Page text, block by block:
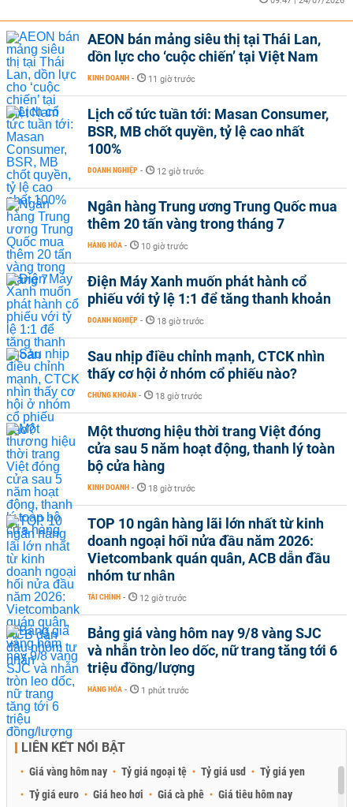
AEON bán mảng siêu thị tại Thái Lan,
dồn lực cho ‘cuộc chiến’ tại Việt Nam
KINH DOANH - 11 giờ trước
Lịch cổ tức tuần tới: Masan Consumer,
BSR, MB chốt quyền, tỷ lệ cao nhất
100%
DOANH NGHIỆP - 12 giờ trước
Ngân hàng Trung ương Trung Quốc mua
thêm 20 tấn vàng trong tháng 7
HÀNG HÓA - 10 giờ trước
Điện Máy Xanh muốn phát hành cổ
phiếu với tỷ lệ 1:1 để tăng thanh khoản
DOANH NGHIỆP - 18 giờ trước
Sau nhịp điều chỉnh mạnh, CTCK nhìn
thấy cơ hội ở nhóm cổ phiếu nào?
CHỨNG KHOÁN - 18 giờ trước
Một thương hiệu thời trang Việt đóng
cửa sau 5 năm hoạt động, thanh lý toàn
bộ cửa hàng
KINH DOANH - 18 giờ trước
TOP 10 ngân hàng lãi lớn nhất từ kinh
doanh ngoại hối nửa đầu năm 2026:
Vietcombank quán quân, ACB dẫn đầu
nhóm tư nhân
TÀI CHÍNH - 12 giờ trước
Bảng giá vàng hôm nay 9/8 vàng SJC
và nhẫn tròn leo dốc, nữ trang tăng tới 6
triệu đồng/lượng
HÀNG HÓA - 1 phút trước
LIÊN KẾT NỔI BẬT
Giá vàng hôm nay Tỷ giá ngoại tệ Tỷ giá usd
Tỷ giá yen
Tỷ giá euro
Giá heo hơi Giá cà phê Giá tiêu hôm nay